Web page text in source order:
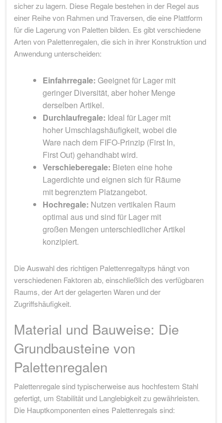
sicher zu lagern. Diese Regale bestehen in der Regel aus
einer Reihe von Rahmen und Traversen, die eine Plattform
für die Lagerung von Paletten bilden. Es gibt verschiedene
Arten von Palettenregalen, die sich in ihrer Konstruktion und
Anwendung unterscheiden:
Einfahrregale: Geeignet für Lager mit
geringer Diversität, aber hoher Menge
derselben Artikel.
Durchlaufregale: Ideal für Lager mit
hoher Umschlagshäufigkeit, wobei die
Ware nach dem FIFO-Prinzip (First In,
First Out) gehandhabt wird.
Verschieberegale: Bieten eine hohe
Lagerdichte und eignen sich für Räume
mit begrenztem Platzangebot.
Hochregale: Nutzen vertikalen Raum
optimal aus und sind für Lager mit
großen Mengen unterschiedlicher Artikel
konzipiert.
Die Auswahl des richtigen Palettenregaltyps hängt von
verschiedenen Faktoren ab, einschließlich des verfügbaren
Raums, der Art der gelagerten Waren und der
Zugriffshäufigkeit.
Material und Bauweise: Die
Grundbausteine von
Palettenregalen
Palettenregale sind typischerweise aus hochfestem Stahl
gefertigt, um Stabilität und Langlebigkeit zu gewährleisten.
Die Hauptkomponenten eines Palettenregals sind: